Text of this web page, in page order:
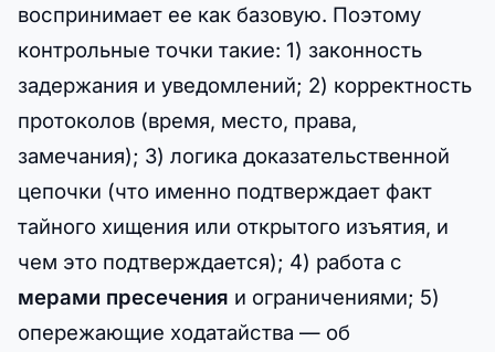
воспринимает ее как базовую. Поэтому
контрольные точки такие: 1) законность
задержания и уведомлений; 2) корректность
протоколов (время, место, права,
замечания); 3) логика доказательственной
цепочки (что именно подтверждает факт
тайного хищения или открытого изъятия, и
чем это подтверждается); 4) работа с
мерами пресечения и ограничениями; 5)
опережающие ходатайства — об